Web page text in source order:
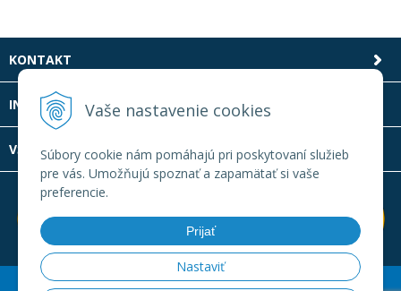
Vaše nastavenie cookies
Súbory cookie nám pomáhajú pri poskytovaní služieb
pre vás. Umožňujú spoznať a zapamätať si vaše
preferencie.
Prijať
Nastaviť
KONTAKT
INFOLINKA
VŠETKO O NÁKUPE